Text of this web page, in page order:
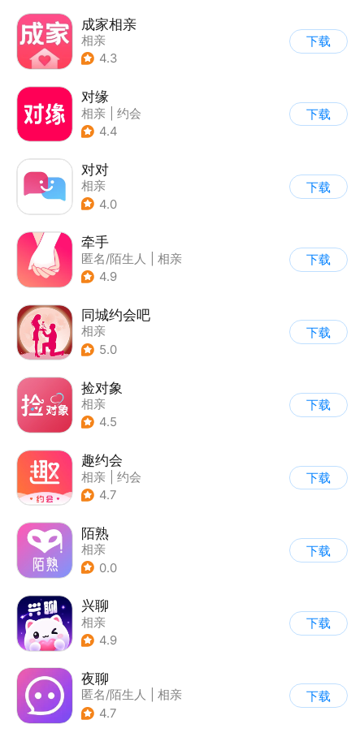
成家相亲
相亲
4.3
下载
对缘
相亲
约会
4.4
下载
对对
相亲
4.0
下载
牵手
匿名/陌生人
相亲
4.9
下载
同城约会吧
相亲
5.0
下载
捡对象
相亲
4.5
下载
趣约会
相亲
约会
4.7
下载
陌熟
相亲
0.0
下载
兴聊
相亲
4.9
下载
夜聊
匿名/陌生人
相亲
4.7
下载